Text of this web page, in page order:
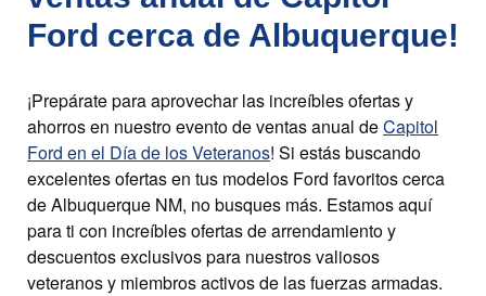
Ford cerca de Albuquerque!
¡Prepárate para aprovechar las increíbles ofertas y
ahorros en nuestro evento de ventas anual deCapitol
Ford en el Día de los Veteranos! Si estás buscando
excelentes ofertas en tus modelos Ford favoritos cerca
de Albuquerque NM, no busques más. Estamos aquí
para ti con increíbles ofertas de arrendamiento y
descuentos exclusivos para nuestros valiosos
veteranos y miembros activos de las fuerzas armadas.